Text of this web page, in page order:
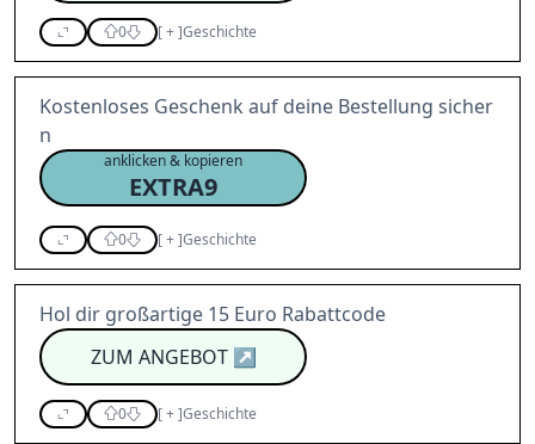
0 [+]Geschichte
Kostenloses Geschenk auf deine Bestellung sicher
n
anklicken & kopieren
EXTRA9
0 [+]Geschichte
Hol dir großartige 15 Euro Rabattcode
ZUM ANGEBOT↗
0 [+]Geschichte